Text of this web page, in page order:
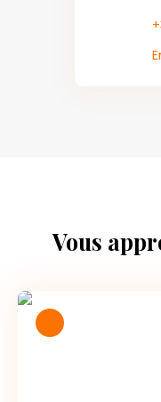
Vous